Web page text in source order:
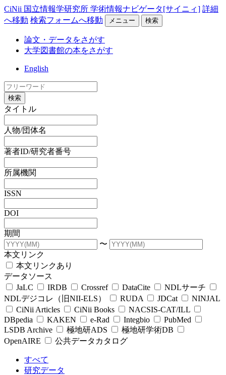
CiNii 国立情報学研究所 学術情報ナビゲータ[サイニィ] 詳細
へ移動 検索フォームへ移動 メニュー 検索
論文・データをさがす
大学図書館の本をさがす
English
検索
タイトル
人物/団体名
著者ID/研究者番号
所属機関
ISSN
DOI
期間
〜
本文リンク
本文リンクあり
データソース
JaLC
IRDB Crossref DataCite
NDLサーチ
NDLデジコレ（旧NII-ELS）
RUDA JDCat
NINJAL
CiNii Articles
CiNii Books
NACSIS-CAT/ILL
DBpedia
KAKEN e-Rad Integbio
PubMed
LSDB Archive
極地研ADS
極地研学術DB
OpenAIRE
公共データカタログ
すべて
研究データ